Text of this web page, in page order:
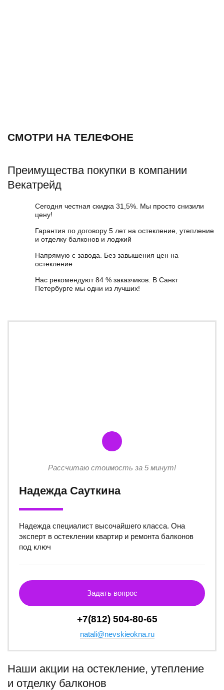
СМОТРИ НА ТЕЛЕФОНЕ
Преимущества покупки в компании
Векатрейд
Сегодня честная скидка 31,5%. Мы просто снизили
цену!
Гарантия по договору 5 лет на остекление, утепление
и отделку балконов и лоджий
Напрямую с завода. Без завышения цен на
остекление
Нас рекомендуют 84 % заказчиков. В Санкт
Петербурге мы одни из лучших!
Рассчитаю стоимость за 5 минут!
Надежда Сауткина
Надежда специалист высочайшего класса. Она
эксперт в остеклении квартир и ремонта балконов
под ключ
Задать вопрос
+7(812) 504-80-65
natali@nevskieokna.ru
Наши акции на остекление, утепление
и отделку балконов